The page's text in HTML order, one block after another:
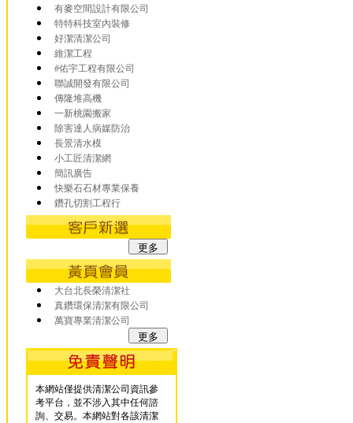
有麥空間設計有限公司
特特科技室內裝修
好潔清潔公司
維潔工程
#佑宇工程有限公司
聯誠開發有限公司
傳隆堆高機
一新桃園搬家
除害達人病媒防治
長景清水模
小工匠清潔網
簡訊廣告
快樂石石材專業保養
鑽孔切割工程行
大台北長榮清潔社
真鑽環保清潔有限公司
萬寶專業清潔公司
本網站僅提供清潔公司資訊參
考平台，並不涉入其中任何諮
詢、交易。本網站對各該清潔